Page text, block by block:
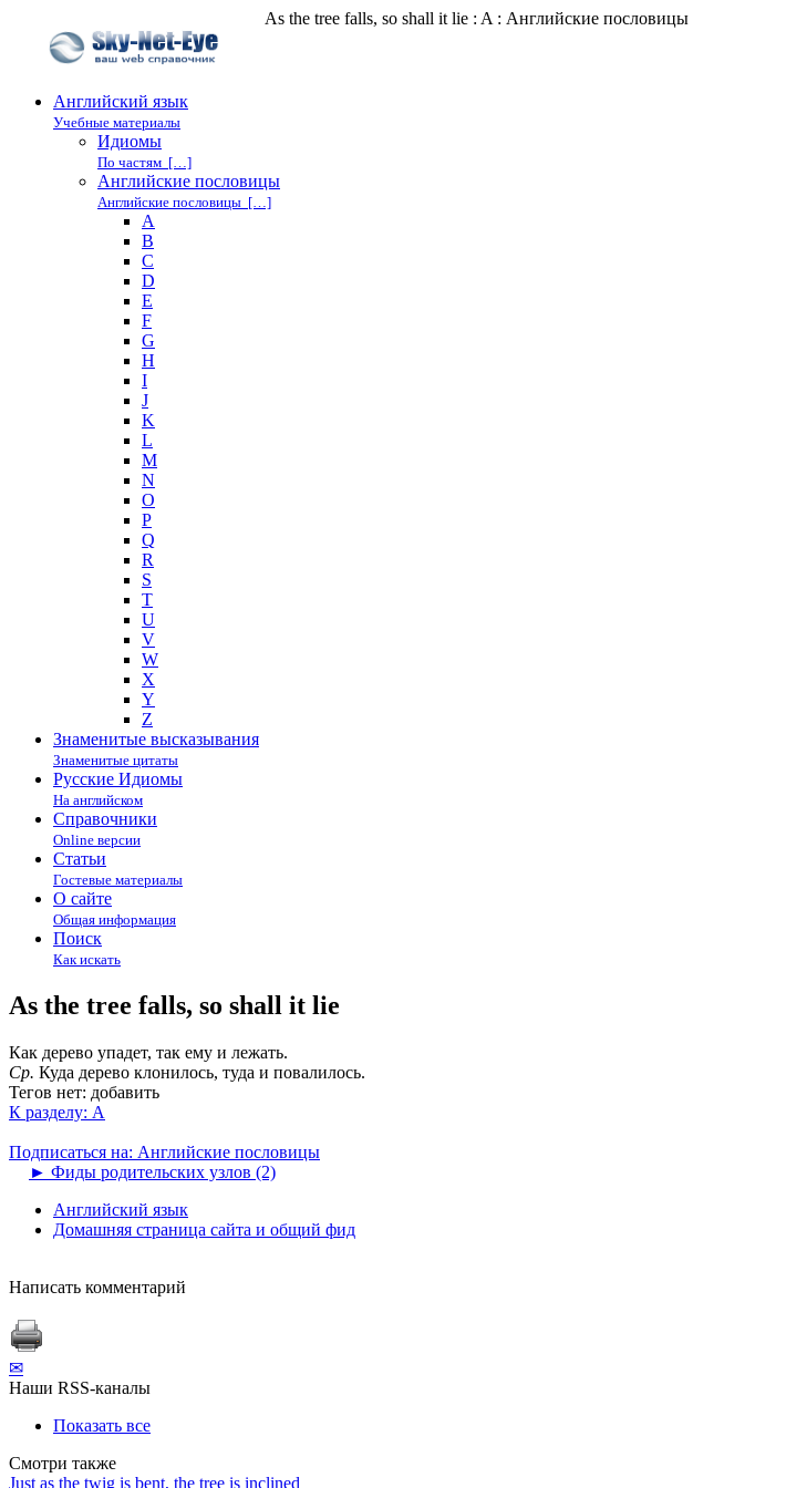
As the tree falls, so shall it lie : A : Английские пословицы
Английский язык
Учебные материалы
Идиомы
По частям […]
Английские пословицы
Английские пословицы […]
A
B
C
D
E
F
G
H
I
J
K
L
M
N
O
P
Q
R
S
T
U
V
W
X
Y
Z
Знаменитые высказывания
Знаменитые цитаты
Русские Идиомы
На английском
Справочники
Online версии
Статьи
Гостевые материалы
О сайте
Общая информация
Поиск
Как искать
As the tree falls, so shall it lie
Как дерево упадет, так ему и лежать.
Ср. Куда дерево клонилось, туда и повалилось.
Тегов нет: добавить
К разделу: A
Подписаться на: Английские пословицы
► Фиды родительских узлов (2)
Английский язык
Домашняя страница сайта и общий фид
Написать комментарий
✉
Наши RSS-каналы
Показать все
Смотри также
Just as the twig is bent, the tree is inclined